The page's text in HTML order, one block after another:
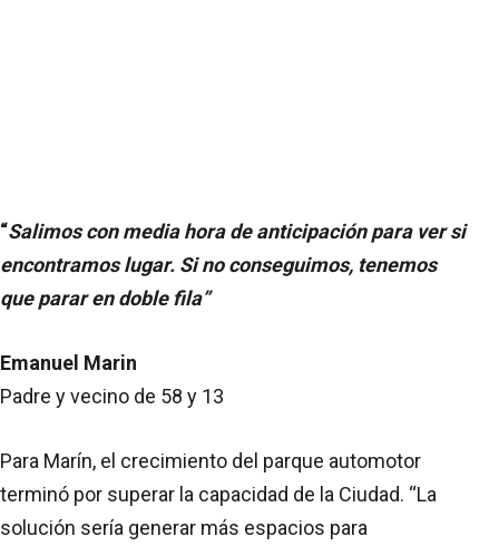
“Salimos con media hora de anticipación para ver si
encontramos lugar. Si no conseguimos, tenemos
que parar en doble fila”
Emanuel Marin
Padre y vecino de 58 y 13
Para Marín, el crecimiento del parque automotor
terminó por superar la capacidad de la Ciudad. “La
solución sería generar más espacios para